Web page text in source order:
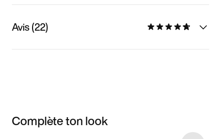
Avis (22)
Complète ton look